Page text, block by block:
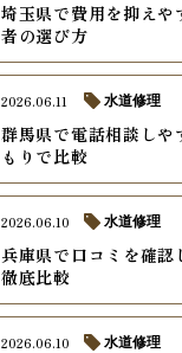
埼玉県で費用を抑え
者の選び方
群馬県で電話相談し
もりで比較
2026.06.11 水道修理
兵庫県で口コミを確
徹底比較
2026.06.10 水道修理
2026.06.10 水道修理